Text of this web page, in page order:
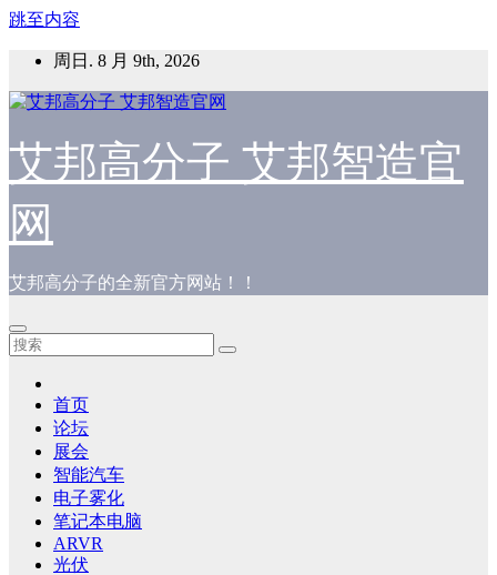
跳至内容
周日. 8 月 9th, 2026
艾邦高分子 艾邦智造官
网
艾邦高分子的全新官方网站！！
首页
论坛
展会
智能汽车
电子雾化
笔记本电脑
ARVR
光伏